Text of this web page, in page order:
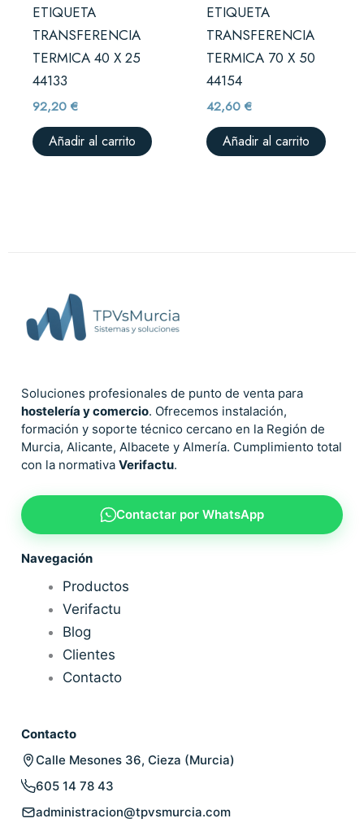
ETIQUETA
TRANSFERENCIA
TERMICA 40 X 25
44133
92,20€
Añadir al carrito
ETIQUETA
TRANSFERENCIA
TERMICA 70 X 50
44154
42,60€
Añadir al carrito
Soluciones profesionales de punto de venta para
hostelería y comercio. Ofrecemos instalación,
formación y soporte técnico cercano en la Región de
Murcia, Alicante, Albacete y Almería. Cumplimiento total
con la normativa Verifactu.
Contactar por WhatsApp
Navegación
Productos
Verifactu
Blog
Clientes
Contacto
Contacto
Calle Mesones 36, Cieza (Murcia)
605 14 78 43
administracion@tpvsmurcia.com